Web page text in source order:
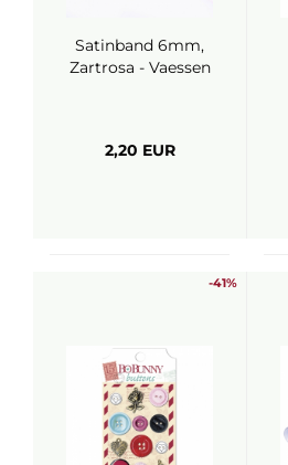
Satinband 6mm,
Zartrosa - Vaessen
2,20 EUR
-41%